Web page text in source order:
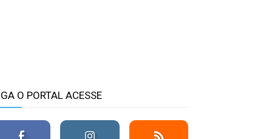
O PORTAL ACESSE